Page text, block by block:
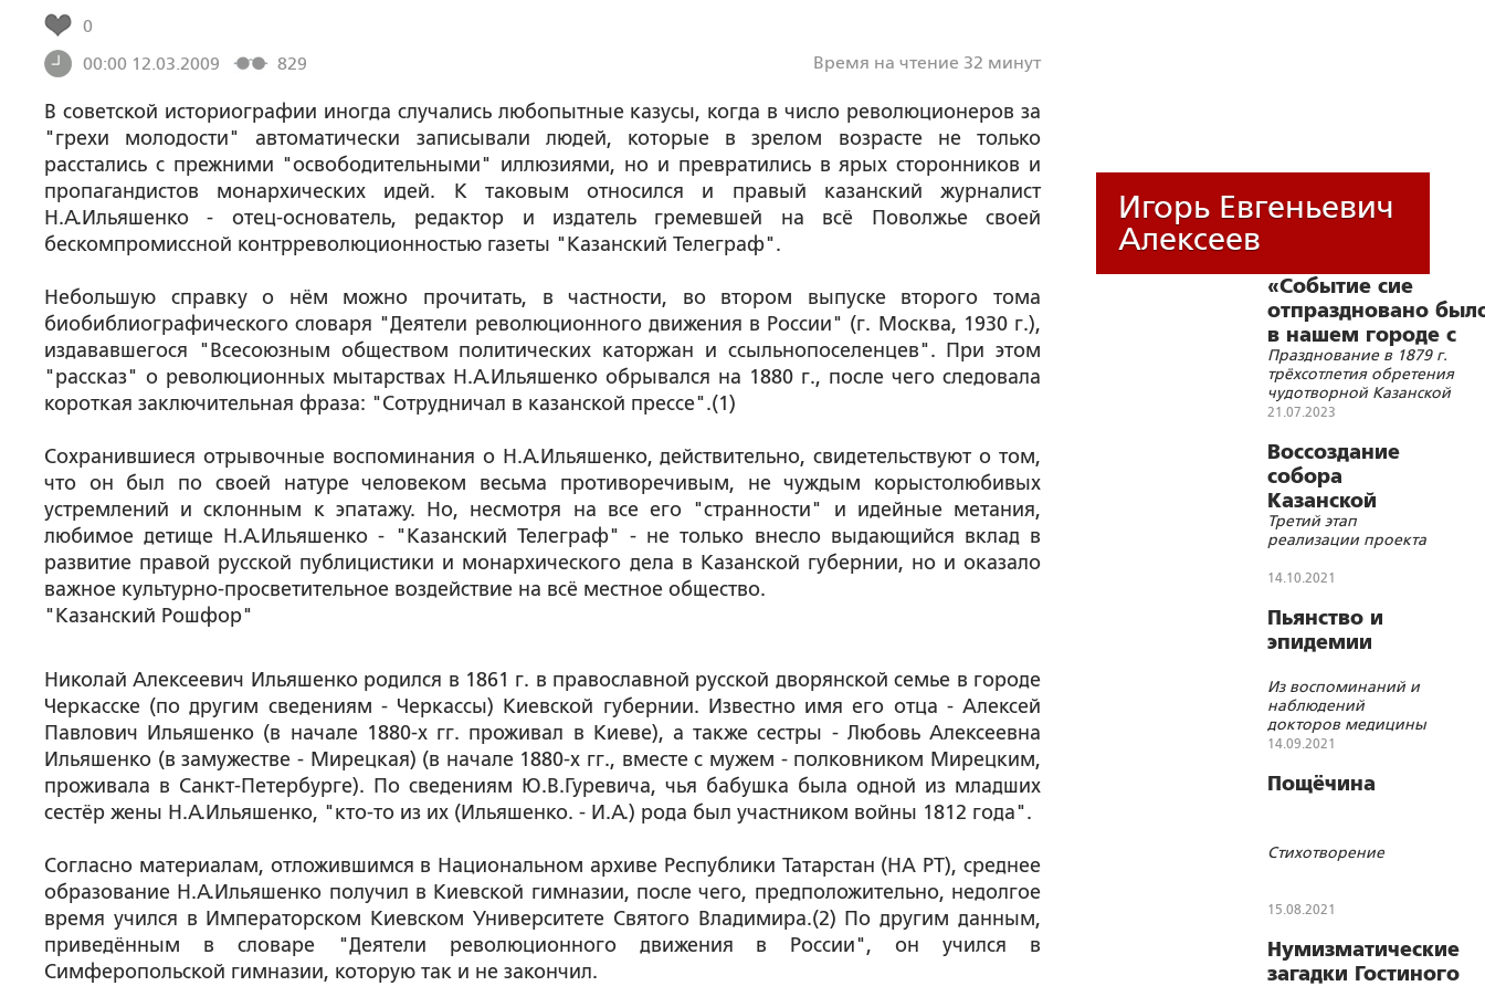
0
00:00 12.03.2009
829 Время на чтение 32 минут
В советской историографии иногда случались любопытные казусы, когда в число революционеров за
"грехи молодости" автоматически записывали людей, которые в зрелом возрасте не только
расстались с прежними "освободительными" иллюзиями, но и превратились в ярых сторонников и
пропагандистов монархических идей. К таковым относился и правый казанский журналист
Н.А.Ильяшенко - отец-основатель, редактор и издатель гремевшей на всё Поволжье своей
бескомпромиссной контрреволюционностью газеты "Казанский Телеграф".
Небольшую справку о нём можно прочитать, в частности, во втором выпуске второго тома
биобиблиографического словаря "Деятели революционного движения в России" (г. Москва, 1930 г.),
издававшегося "Всесоюзным обществом политических каторжан и ссыльнопоселенцев". При этом
"рассказ" о революционных мытарствах Н.А.Ильяшенко обрывался на 1880 г., после чего следовала
короткая заключительная фраза: "Сотрудничал в казанской прессе".(1)
Сохранившиеся отрывочные воспоминания о Н.А.Ильяшенко, действительно, свидетельствуют о том,
что он был по своей натуре человеком весьма противоречивым, не чуждым корыстолюбивых
устремлений и склонным к эпатажу. Но, несмотря на все его "странности" и идейные метания,
любимое детище Н.А.Ильяшенко - "Казанский Телеграф" - не только внесло выдающийся вклад в
развитие правой русской публицистики и монархического дела в Казанской губернии, но и оказало
важное культурно-просветительное воздействие на всё местное общество.
"Казанский Рошфор"
Николай Алексеевич Ильяшенко родился в 1861 г. в православной русской дворянской семье в городе
Черкасске (по другим сведениям - Черкассы) Киевской губернии. Известно имя его отца - Алексей
Павлович Ильяшенко (в начале 1880-х гг. проживал в Киеве), а также сестры - Любовь Алексеевна
Ильяшенко (в замужестве - Мирецкая) (в начале 1880-х гг., вместе с мужем - полковником Мирецким,
проживала в Санкт-Петербурге). По сведениям Ю.В.Гуревича, чья бабушка была одной из младших
сестёр жены Н.А.Ильяшенко, "кто-то из их (Ильяшенко. - И.А.) рода был участником войны 1812 года".
Согласно материалам, отложившимся в Национальном архиве Республики Татарстан (НА РТ), среднее
образование Н.А.Ильяшенко получил в Киевской гимназии, после чего, предположительно, недолгое
время учился в Императорском Киевском Университете Святого Владимира.(2) По другим данным,
приведённым в словаре "Деятели революционного движения в России", он учился в
Симферопольской гимназии, которую так и не закончил.
Игорь Евгеньевич
Алексеев
«Событие сие
отпраздновано
в нашем городе с
небывалою для
Казани
Празднование в 1879 г.
трёхсотлетия обретения
чудотворной Казанской
иконы Божией Матери
21.07.2023
Воссоздание
собора
Казанской
иконы Божией
Матери
Казанского
монастыря
Третий этап
реализации проекта
14.10.2021
Пьянство и
эпидемии
Из воспоминаний и
наблюдений
докторов медицины
Н.Ф. Высоцкого, И.В.
Первушина и
других…
14.09.2021
Пощёчина
Стихотворение
15.08.2021
Нумизматические
загадки Гостиного